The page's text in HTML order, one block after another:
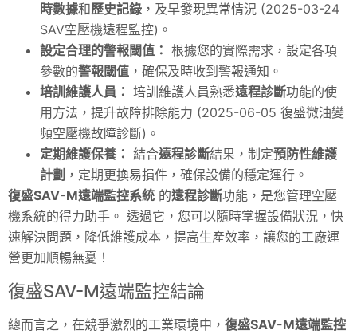
時數據和歷史記錄 ，及早發現異常情況 (2025-03-24
SAV空壓機遠程監控)。
設定合理的警報閾值： 根據您的實際需求，設定各項
參數的警報閾值 ，確保及時收到警報通知。
培訓維護人員： 培訓維護人員熟悉遠程診斷功能的使
用方法，提升故障排除能力 (2025-06-05 復盛微油變
頻空壓機故障診斷)。
定期維護保養： 結合遠程診斷結果，制定預防性維護
計劃 ，定期更換易損件，確保設備的穩定運行。
復盛SAV-M遠端監控系統 的遠程診斷功能，是您管理空壓
機系統的得力助手。 透過它，您可以隨時掌握設備狀況，快
速解決問題，降低維護成本，提高生產效率，讓您的工廠運
營更加順暢無憂！
復盛SAV-M遠端監控結論
總而言之，在競爭激烈的工業環境中， 復盛SAV-M遠端監控